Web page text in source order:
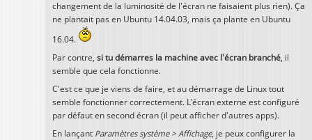
changement de la luminosité de l'écran ne faisaient plus rien). Ça
ne plantait pas en Ubuntu 14.04.03, mais ça plante en Ubuntu
16.04.
Par contre, si tu démarres la machine avec l'écran branché, il
semble que cela fonctionne.
C'est ce que je viens de faire, et au démarrage de Linux tout
semble fonctionner correctement. L'écran externe est configuré
par défaut en second écran (il peut afficher d'autres apps).
En lançant Paramètres système > Affichage, je peux configurer la